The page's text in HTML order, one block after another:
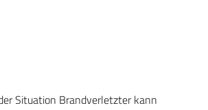
Situation Brandverletzter kann